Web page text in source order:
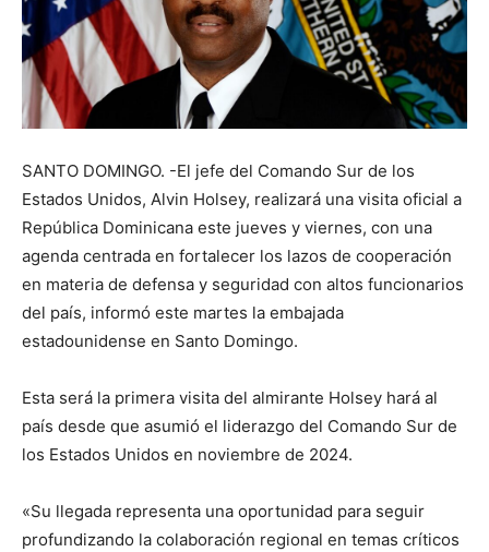
SANTO DOMINGO. -El jefe del Comando Sur de los
Estados Unidos, Alvin Holsey, realizará una visita oficial a
República Dominicana este jueves y viernes, con una
agenda centrada en fortalecer los lazos de cooperación
en materia de defensa y seguridad con altos funcionarios
del país, informó este martes la embajada
estadounidense en Santo Domingo.
Esta será la primera visita del almirante Holsey hará al
país desde que asumió el liderazgo del Comando Sur de
los Estados Unidos en noviembre de 2024.
«Su llegada representa una oportunidad para seguir
profundizando la colaboración regional en temas críticos